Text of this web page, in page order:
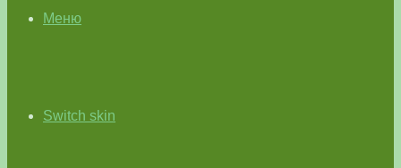
Меню
Switch skin